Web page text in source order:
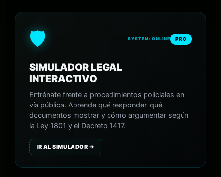
🛡️ SYSTEM: ONLINE PRO
SIMULADOR LEGAL
INTERACTIVO
Entrénate frente a procedimientos policiales en
vía pública. Aprende qué responder, qué
documentos mostrar y cómo argumentar según
la Ley 1801 y el Decreto 1417.
IR AL SIMULADOR ➔